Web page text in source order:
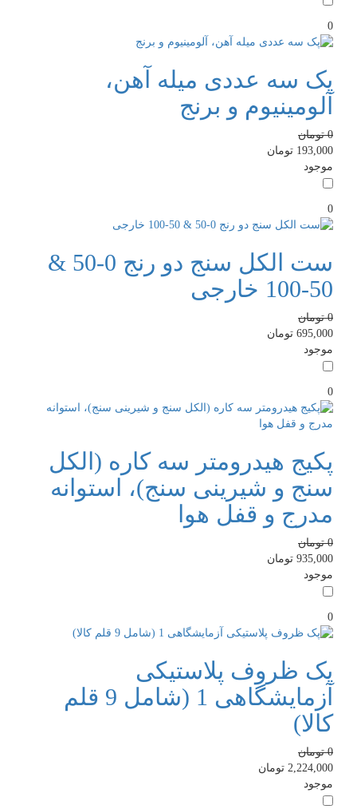
0
پک سه عددی میله آهن،
آلومینیوم و برنج
0 تومان
193,000 تومان
موجود
0
ست الکل سنج دو رنج 0-50 &
50-100 خارجی
0 تومان
695,000 تومان
موجود
0
پکیج هیدرومتر سه کاره (الکل
سنج و شیرینی سنج)، استوانه
مدرج و قفل هوا
0 تومان
935,000 تومان
موجود
0
پک ظروف پلاستیکی
آزمایشگاهی 1 (شامل 9 قلم
کالا)
0 تومان
2,224,000 تومان
موجود